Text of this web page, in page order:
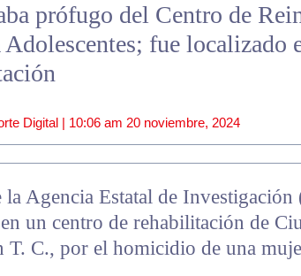
prófugo del Centro de
Adolescentes; fue localizado
Digital | 10:06 am 20 noviembre, 2024
la Agencia Estatal de
un centro de rehabilitación de
C., por el homicidio de una